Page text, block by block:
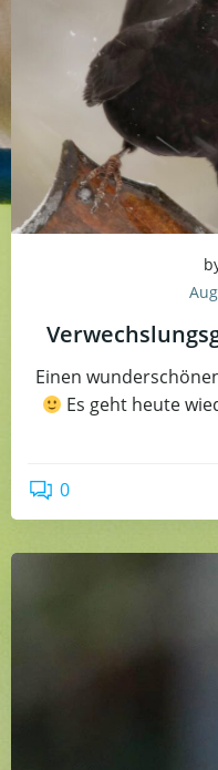
Einen
Es geht heute
0